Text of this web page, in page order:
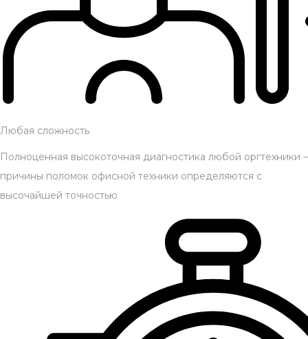
Любая сложность
Полноценная высокоточная диагностика любой оргтехники –
причины поломок офисной техники определяются с
высочайшей точностью